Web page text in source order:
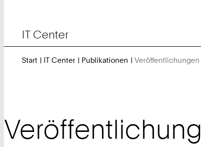
IT Center
Start IT Center Publikationen